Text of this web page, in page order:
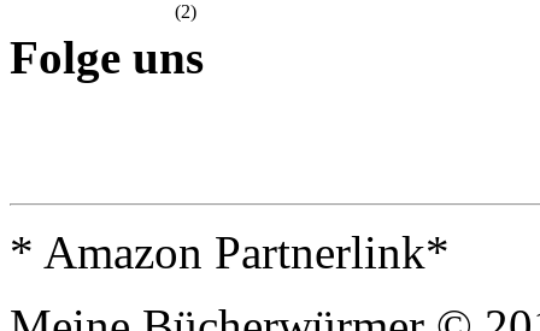
(2)
Folge uns
* Amazon Partnerlink*